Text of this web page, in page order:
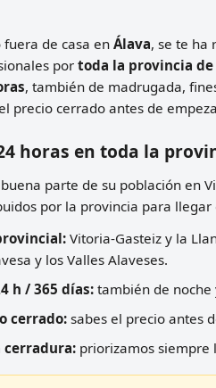
fuera de casa en Álava, se te ha
por toda la provincia de
, también de madrugada,
precio cerrado antes de
horas en toda la
parte de su población en
por la provincia para llegar
Vitoria-Gasteiz y la
y los Valles Alaveses.
h / 365 días: también de noche
cerrado:sabes el precio antes
cerradura: priorizamos siempre